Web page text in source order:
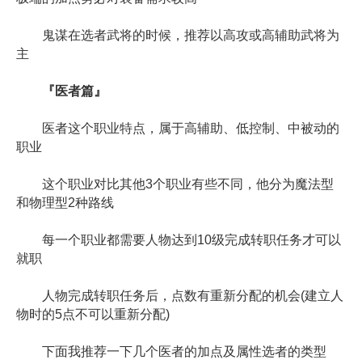
鬼谋在选者武将的时候，推荐以高攻或高辅助武将为
主
『医者篇』
医者这个职业特点，属于高辅助、低控制、中被动的
职业
这个职业对比其他3个职业有些不同，他分为魔法型
和物理型2种路线
每一个职业都需要人物达到10级完成转职任务才可以
就职
人物完成转职任务后，点数有重新分配的机会(建立人
物时的5点不可以重新分配)
下面我推荐一下几个医者的加点及属性选者的类型